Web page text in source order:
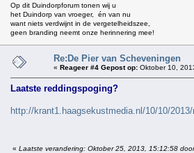
Op dit Duindorpforum tonen wij u
het Duindorp van vroeger, én van nu
want niets verdwijnt in de vergetelheidszee,
geen branding neemt onze herinnering mee!
Re:De Pier van Scheveningen
« Reageer #4 Gepost op: Oktober 10,
Laatste reddingspoging?
http://krant1.haagsekustmedia.nl/10/10/
« Laatste verandering: Oktober 25, 2013, 15:12:58